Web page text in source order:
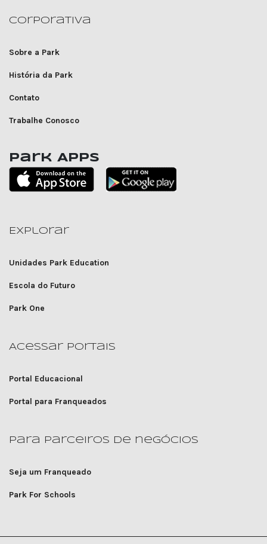
Corporativa
Sobre a Park
História da Park
Contato
Trabalhe Conosco
Park Apps
Explorar
Unidades Park Education
Escola do Futuro
Park One
Para parceiros de negócios
Seja um Franqueado
Park For Schools
Acessar portais
Portal Educacional
Portal para Franqueados